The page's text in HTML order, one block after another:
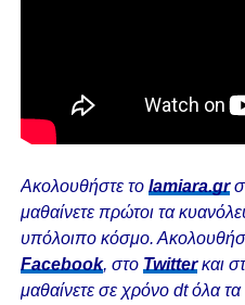
Ακολουθήστε το lamiara.gr
μαθαίνετε πρώτοι τα
υπόλοιπο κόσμο.
Facebook, στο Twitterκαι
μαθαίνετε σε χρόνο dt όλα τα